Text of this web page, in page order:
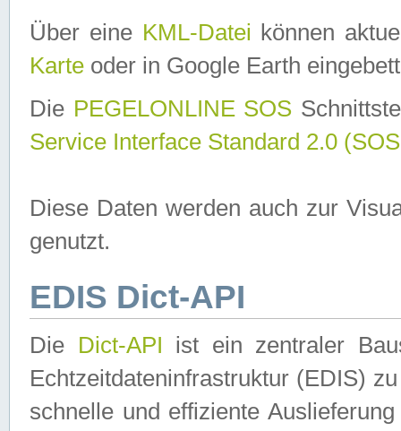
Über eine KML-Datei können
Karte oder in Google Earth
Die PEGELONLINE SOS
Service Interface Standard 2.0
Diese Daten werden auch zur
genutzt.
EDIS Dict-API
Die Dict-API ist ein zentraler
Echtzeitdateninfrastruktur (EDIS)
schnelle und effiziente